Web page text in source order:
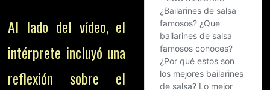
Al lado del vídeo, el
intérprete incluyó una
reflexión sobre el